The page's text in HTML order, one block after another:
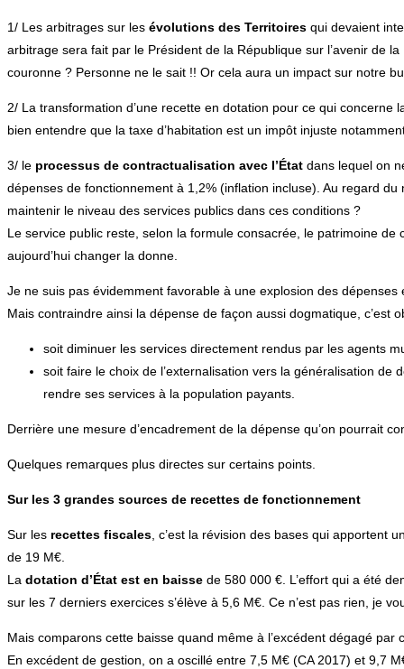
1/ Les arbitrages sur les évolutions des Territoires qui devaient
arbitrage sera fait par le Président de la République sur l’avenir de
couronne ? Personne ne le sait !! Or cela aura un impact sur notre
2/ La transformation d’une recette en dotation pour ce qui concerne
bien entendre que la taxe d’habitation est un impôt injuste
3/ le processus de contractualisation avec l’État dans lequel on
dépenses de fonctionnement à 1,2% (inflation incluse). Au regard
maintenir le niveau des services publics dans ces conditions ?
Le service public reste, selon la formule consacrée, le patrimoine de
aujourd’hui changer la donne.
Je ne suis pas évidemment favorable à une explosion des
Mais contraindre ainsi la dépense de façon aussi dogmatique, c’est
soit diminuer les services directement rendus par les agents
soit faire le choix de l’externalisation vers la généralisation
rendre ses services à la population payants.
Derrière une mesure d’encadrement de la dépense qu’on pourrait
Quelques remarques plus directes sur certains points.
Sur les 3 grandes sources de recettes de fonctionnement
Sur les recettes fiscales , c’est la révision des bases qui apportent
de 19 M€.
La dotation d’État est en baisse de 580 000 €. L’effort qui a été
sur les 7 derniers exercices s’élève à 5,6 M€. Ce n’est pas rien, je
Mais comparons cette baisse quand même à l’excédent dégagé
En excédent de gestion, on a oscillé entre 7,5 M€ (CA 2017) et 9,7